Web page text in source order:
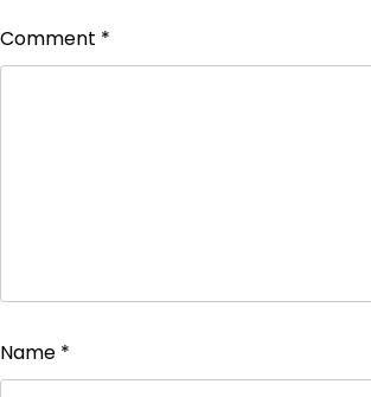
Comment *
Name *